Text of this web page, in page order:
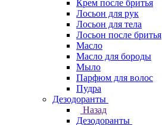
Крем после бритья
Лосьон для рук
Лосьон для тела
Лосьон после бритья
Масло
Масло для бороды
Мыло
Парфюм для волос
Пудра
Дезодоранты
Назад
Дезодоранты